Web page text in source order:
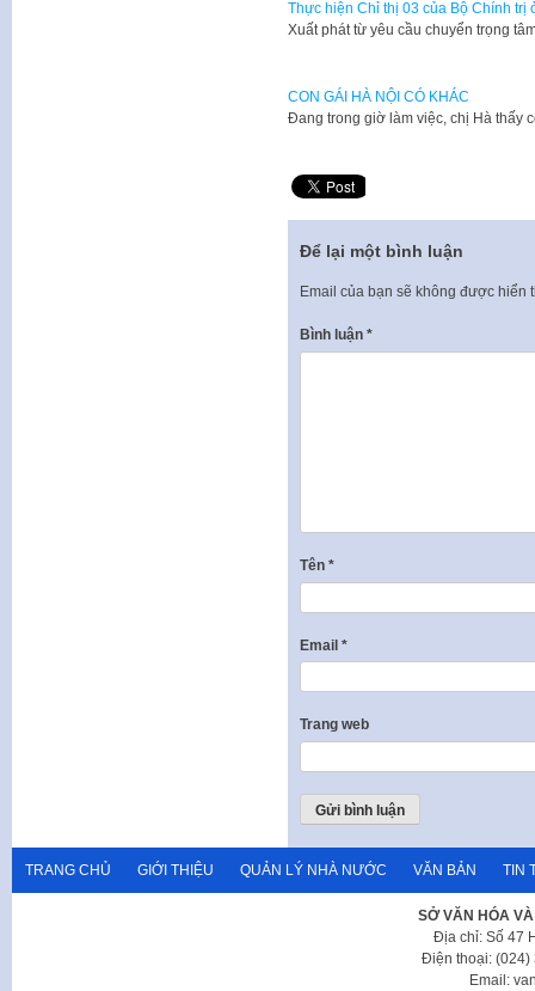
Thực hiện Chỉ thị 03 của Bộ Chính trị
Xuất phát từ yêu cầu chuyển trọng
CON GÁI HÀ NỘI CÓ KHÁC
​Đang trong giờ làm việc, chị Hà thấy
Để lại một bình luận
Email của bạn sẽ không được hiển
Bình luận *
Tên *
Email *
Trang web
TRANG CHỦ GIỚI THIỆU QUẢN LÝ NHÀ NƯỚC VĂN BẢN TIN
SỞ VĂN HÓA
Địa chỉ: Số 47
Điện thoại: (024)
Email: